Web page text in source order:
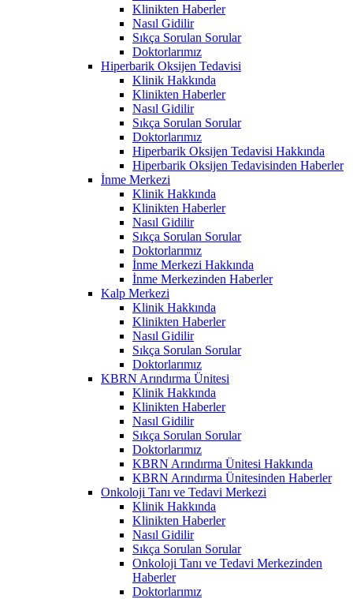
Klinikten Haberler
Nasıl Gidilir
Sıkça Sorulan Sorular
Doktorlarımız
Hiperbarik Oksijen Tedavisi
Klinik Hakkında
Klinikten Haberler
Nasıl Gidilir
Sıkça Sorulan Sorular
Doktorlarımız
Hiperbarik Oksijen Tedavisi Hakkında
Hiperbarik Oksijen Tedavisinden Haberler
İnme Merkezi
Klinik Hakkında
Klinikten Haberler
Nasıl Gidilir
Sıkça Sorulan Sorular
Doktorlarımız
İnme Merkezi Hakkında
İnme Merkezinden Haberler
Kalp Merkezi
Klinik Hakkında
Klinikten Haberler
Nasıl Gidilir
Sıkça Sorulan Sorular
Doktorlarımız
KBRN Arındırma Ünitesi
Klinik Hakkında
Klinikten Haberler
Nasıl Gidilir
Sıkça Sorulan Sorular
Doktorlarımız
KBRN Arındırma Ünitesi Hakkında
KBRN Arındırma Ünitesinden Haberler
Onkoloji Tanı ve Tedavi Merkezi
Klinik Hakkında
Klinikten Haberler
Nasıl Gidilir
Sıkça Sorulan Sorular
Onkoloji Tanı ve Tedavi Merkezinden
Haberler
Doktorlarımız